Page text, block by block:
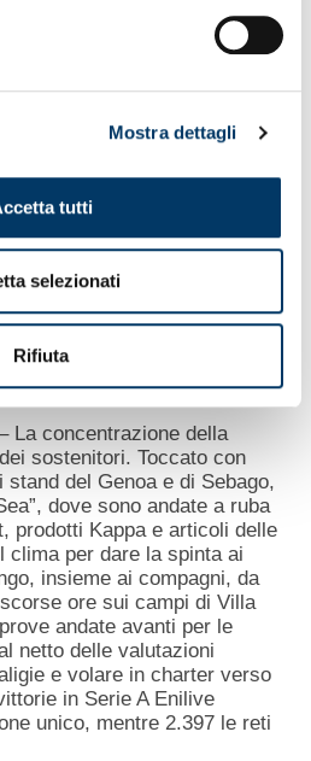
Mostra dettagli
tutti
selezionati
Rifiuta
La concentrazione della
sostenitori. Toccato con
del Genoa e di Sebago,
dove sono andate a ruba
prodotti Kappa e articoli delle
clima per dare la spinta ai
insieme ai compagni, da
scorse ore sui campi di Villa
andate avanti per le
netto delle valutazioni
e volare in charter verso
in Serie A Enilive
unico, mentre 2.397 le reti